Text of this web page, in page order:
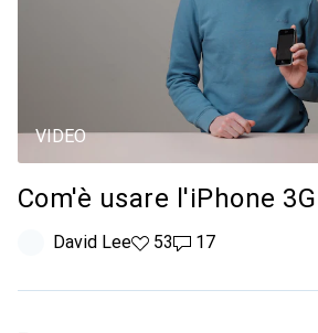
VIDEO
Com'è usare l'iPhone
David Lee53 like
5317 commenti
17